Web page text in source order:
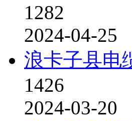
1282
2024-04-25
浪卡子县电
1426
2024-03-20